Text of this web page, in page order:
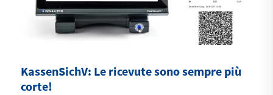
KassenSichV: Le ricevute sono sempre più
corte!